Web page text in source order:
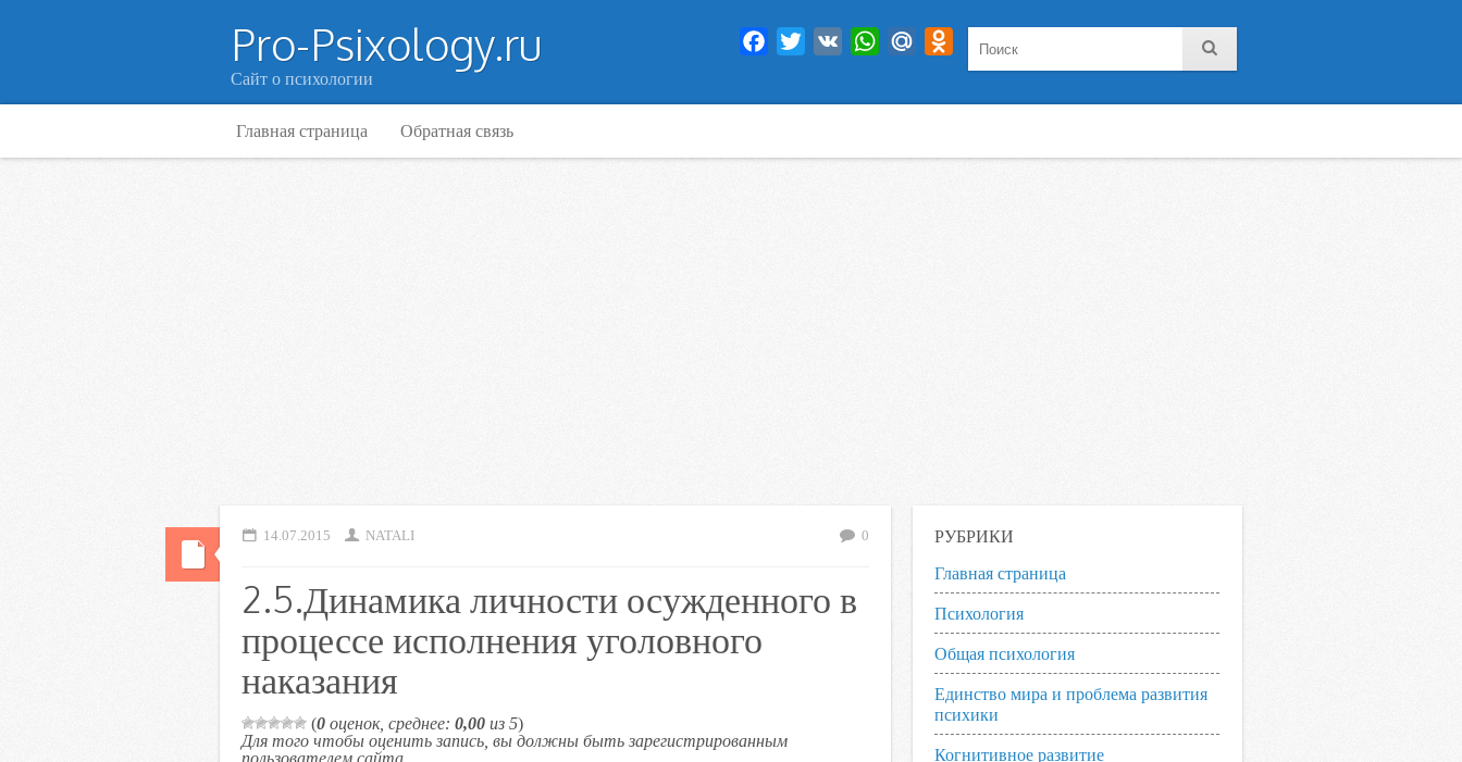
Pro-Psixology.ru
Сайт о психологии
Facebook
Twitter VK WhatsAppMail.RuOdnoklassniki
Главная страница Обратная связь
14.07.2015 NATALI 0
2.5.Динамика личности осужденного в
процессе исполнения уголовного
наказания
(0 оценок, среднее: 0,00 из 5)
Для того чтобы оценить запись, вы должны быть зарегистрированным
пользователем сайта.
РУБРИКИ
Главная страница
Психология
Общая психология
Единство мира и проблема развития
психики
Когнитивное развитие